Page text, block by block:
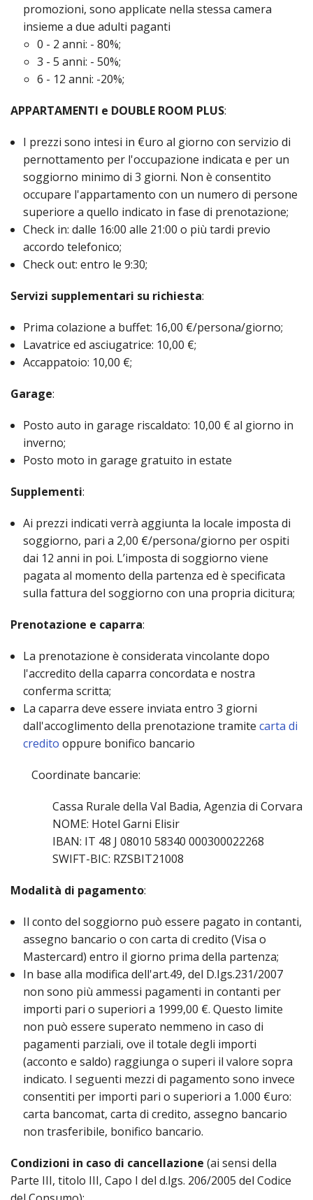
promozioni, sono applicate nella stessa camera
insieme a due adulti paganti
0 - 2 anni: - 80%;
3 - 5 anni: - 50%;
6 - 12 anni: -20%;
APPARTAMENTI e DOUBLE ROOM PLUS:
I prezzi sono intesi in €uro al giorno con servizio di
pernottamento per l'occupazione indicata e per un
soggiorno minimo di 3 giorni. Non è consentito
occupare l'appartamento con un numero di persone
superiore a quello indicato in fase di prenotazione;
Check in: dalle 16:00 alle 21:00 o più tardi previo
accordo telefonico;
Check out: entro le 9:30;
Servizi supplementari su richiesta:
Prima colazione a buffet: 16,00 €/persona/giorno;
Lavatrice ed asciugatrice: 10,00 €;
Accappatoio: 10,00 €;
Garage:
Posto auto in garage riscaldato: 10,00 € al giorno in
inverno;
Posto moto in garage gratuito in estate
Supplementi:
Ai prezzi indicati verrà aggiunta la locale imposta di
soggiorno, pari a 2,00 €/persona/giorno per ospiti
dai 12 anni in poi. L’imposta di soggiorno viene
pagata al momento della partenza ed è specificata
sulla fattura del soggiorno con una propria dicitura;
Prenotazione e caparra:
La prenotazione è considerata vincolante dopo
l'accredito della caparra concordata e nostra
conferma scritta;
La caparra deve essere inviata entro 3 giorni
dall'accoglimento della prenotazione tramite carta di
credito oppure bonifico bancario
Coordinate bancarie:
Cassa Rurale della Val Badia, Agenzia di Corvara
NOME: Hotel Garni Elisir
IBAN: IT 48 J 08010 58340 000300022268
SWIFT-BIC: RZSBIT21008
Modalità di pagamento:
Il conto del soggiorno può essere pagato in contanti,
assegno bancario o con carta di credito (Visa o
Mastercard) entro il giorno prima della partenza;
In base alla modifica dell'art.49, del D.Igs.231/2007
non sono più ammessi pagamenti in contanti per
importi pari o superiori a 1999,00 €. Questo limite
non può essere superato nemmeno in caso di
pagamenti parziali, ove il totale degli importi
(acconto e saldo) raggiunga o superi il valore sopra
indicato. I seguenti mezzi di pagamento sono invece
consentiti per importi pari o superiori a 1.000 €uro:
carta bancomat, carta di credito, assegno bancario
non trasferibile, bonifico bancario.
Condizioni in caso di cancellazione (ai sensi della
Parte III, titolo III, Capo I del d.lgs. 206/2005 del Codice